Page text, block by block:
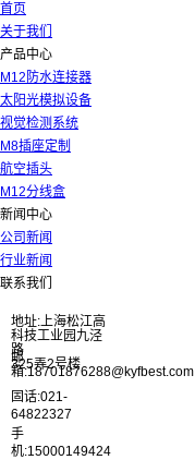
首页
关于我们
产品中心
M12防水连接器
太阳光模拟设备
视觉检测系统
M8插座定制
航空插头
M12分线盒
新闻中心
公司新闻
行业新闻
联系我们
地址:上海松江高
科技工业园九泾
路
325弄2号楼
邮
箱:18701876288@kyfbest.com
固话:021-
64822327
手
机:15000149424